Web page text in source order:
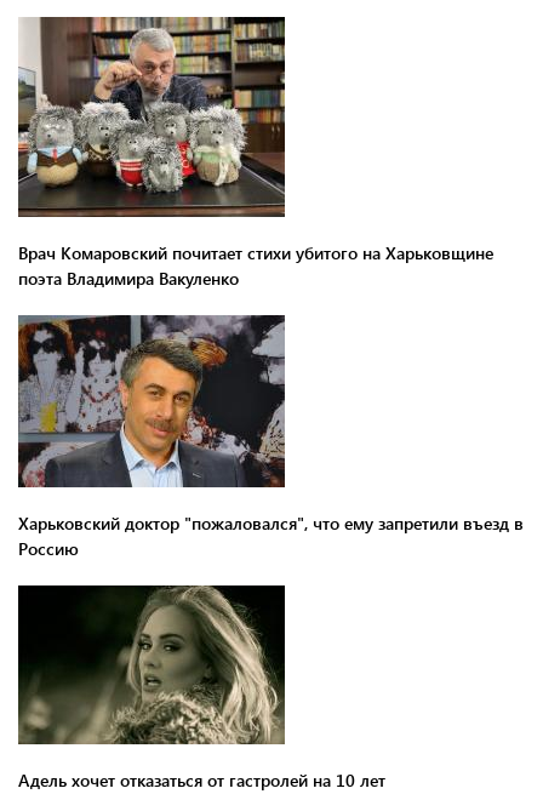
Врач Комаровский почитает стихи убитого на Харьковщине
поэта Владимира Вакуленко
Харьковский доктор "пожаловался", что ему запретили въезд в
Россию
Адель хочет отказаться от гастролей на 10 лет